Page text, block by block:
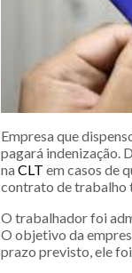
Empresa que
pagará indenização.
na CLT em casos de
contrato de trabalho
O trabalhador foi
O objetivo da
prazo previsto, ele